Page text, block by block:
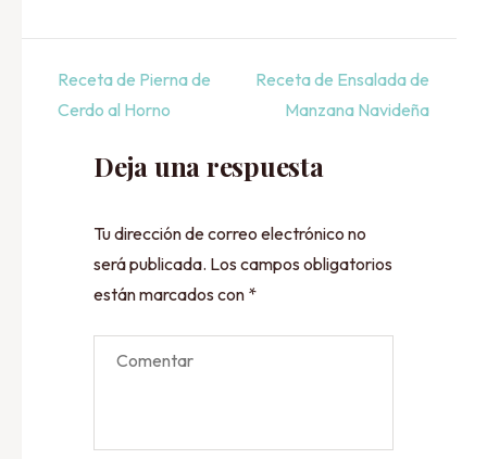
Navegación
de
Receta de Pierna de
Cerdo al Horno
Receta de Ensalada de
Manzana Navideña
Deja una respuesta
Tu dirección de correo electrónico no
será publicada. Los campos obligatorios
están marcados con *